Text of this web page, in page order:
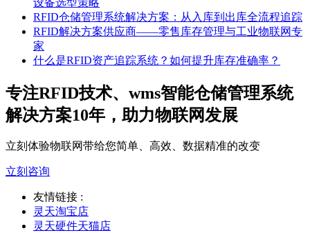
RFID仓储管理系统解决方案：从入库到出库全流程追踪
RFID解决方案供应商——零售库存管理与工业物联网专
家
什么是RFID资产追踪系统？如何提升库存准确率？
专注RFID技术、wms智能仓储管理系统
解决方案10年，助力物联网发展
立刻体验物联网带给您简单、高效、数据精准的改变
立刻咨询
友情链接 :
灵天淘宝店
灵天硬件天猫店